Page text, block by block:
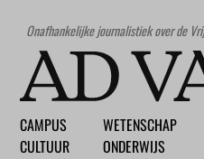
Onafhankelijke journalistiek over de
CAMPUS
CULTUUR
WETENSCHAP
ONDERWIJS